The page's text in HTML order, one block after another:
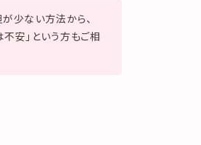
少ない方法から、
安」という方もご相